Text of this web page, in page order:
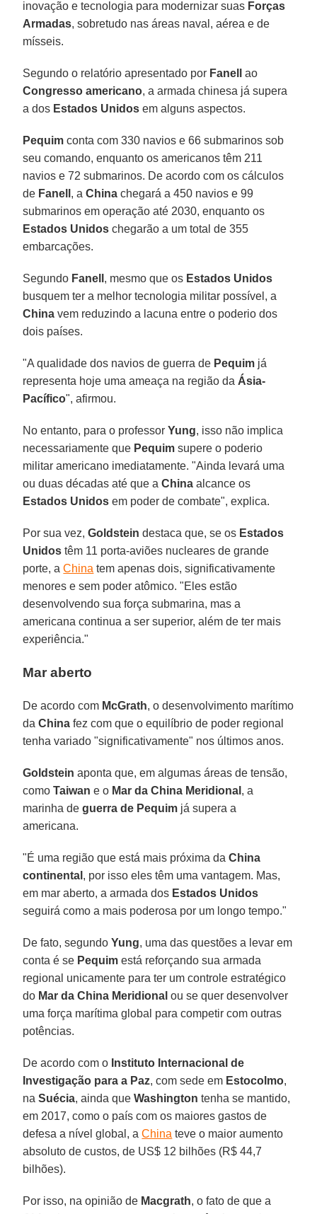
inovação e tecnologia para modernizar suas Forças
Armadas, sobretudo nas áreas naval, aérea e de
mísseis.
Segundo o relatório apresentado por Fanell
ao
Congresso americano, a armada chinesa já supera
a dos Estados Unidos em alguns aspectos.
Pequim conta com 330 navios e 66 submarinos sob
seu comando, enquanto os americanos têm 211
navios e 72 submarinos. De acordo com os cálculos
de Fanell , aChina chegará a 450 navios e 99
submarinos em operação até 2030, enquanto os
Estados Unidos chegarão a um total de 355
embarcações.
Segundo Fanell , mesmo que os Estados Unidos
busquem ter a melhor tecnologia militar possível, a
China vem reduzindo a lacuna entre o poderio dos
dois países.
"A qualidade dos navios de guerra de Pequim já
representa hoje uma ameaça na região da Ásia-
Pacífico", afirmou.
No entanto, para o professorYung, isso não implica
necessariamente que Pequim supere o poderio
militar americano imediatamente. "Ainda levará uma
ou duas décadas até que aChina alcance os
Estados Unidos em poder de combate", explica.
Por sua vez,Goldstein destaca que, se os Estados
Unidos têm 11 porta-aviões nucleares de grande
porte, aChina tem apenas dois, significativamente
menores e sem poder atômico. "Eles estão
desenvolvendo sua força submarina, mas a
americana continua a ser superior, além de ter mais
experiência."
Mar aberto
De acordo com McGrath, o desenvolvimento marítimo
daChina fez com que o equilíbrio de poder regional
tenha variado "significativamente" nos últimos anos.
Goldstein aponta que, em algumas áreas de tensão,
comoTaiwan e o Mar da China Meridional , a
marinha deguerra de Pequim já supera a
americana.
"É uma região que está mais próxima daChina
continental , por isso eles têm uma vantagem. Mas,
em mar aberto, a armada dos Estados Unidos
seguirá como a mais poderosa por um longo tempo."
De fato, segundoYung, uma das questões a levar em
conta é se Pequim está reforçando sua armada
regional unicamente para ter um controle estratégico
do Mar da China Meridional ou se quer desenvolver
uma força marítima global para competir com outras
potências.
De acordo com o Instituto Internacional de
Investigação para a Paz, com sede em Estocolmo,
naSuécia, ainda queWashington tenha se mantido,
em 2017, como o país com os maiores gastos de
defesa a nível global, aChina teve o maior aumento
absoluto de custos, de US$ 12 bilhões (R$ 44,7
bilhões).
Por isso, na opinião de Macgrath, o fato de que a